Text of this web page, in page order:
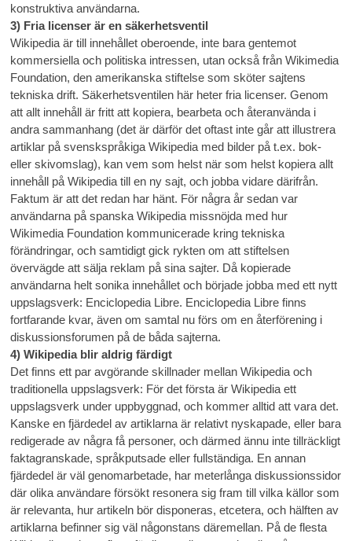
konstruktiva användarna.
3) Fria licenser är en säkerhetsventil
Wikipedia är till innehållet oberoende, inte bara gentemot
kommersiella och politiska intressen, utan också från Wikimedia
Foundation, den amerikanska stiftelse som sköter sajtens
tekniska drift. Säkerhetsventilen här heter fria licenser. Genom
att allt innehåll är fritt att kopiera, bearbeta och återanvända i
andra sammanhang (det är därför det oftast inte går att illustrera
artiklar på svenskspråkiga Wikipedia med bilder på t.ex. bok-
eller skivomslag), kan vem som helst när som helst kopiera allt
innehåll på Wikipedia till en ny sajt, och jobba vidare därifrån.
Faktum är att det redan har hänt. För några år sedan var
användarna på spanska Wikipedia missnöjda med hur
Wikimedia Foundation kommunicerade kring tekniska
förändringar, och samtidigt gick rykten om att stiftelsen
övervägde att sälja reklam på sina sajter. Då kopierade
användarna helt sonika innehållet och började jobba med ett nytt
uppslagsverk: Enciclopedia Libre. Enciclopedia Libre finns
fortfarande kvar, även om samtal nu förs om en återförening i
diskussionsforumen på de båda sajterna.
4) Wikipedia blir aldrig färdigt
Det finns ett par avgörande skillnader mellan Wikipedia och
traditionella uppslagsverk: För det första är Wikipedia ett
uppslagsverk under uppbyggnad, och kommer alltid att vara det.
Kanske en fjärdedel av artiklarna är relativt nyskapade, eller bara
redigerade av några få personer, och därmed ännu inte tillräckligt
faktagranskade, språkputsade eller fullständiga. En annan
fjärdedel är väl genomarbetade, har meterlånga diskussionssidor
där olika användare försökt resonera sig fram till vilka källor som
är relevanta, hur artikeln bör disponeras, etcetera, och hälften av
artiklarna befinner sig väl någonstans däremellan. På de flesta